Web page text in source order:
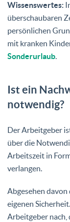
Wissenswertes:
überschaubaren
persönlichen
mit kranken
Sonderurlaub.
Ist ein
notwendig?
Der Arbeitgeber
über die
Arbeitszeit in
verlangen.
Abgesehen
eigenen
Arbeitgeber nach,